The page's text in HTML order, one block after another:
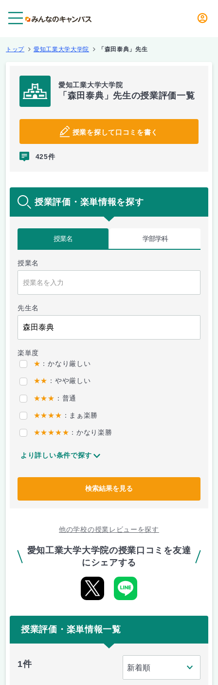
トップ 愛知工業大学大学院 「森田泰典」先生
愛知工業大学大学院
「森田泰典」先生の授業評価一覧
授業を探して口コミを書く
425件
授業評価・楽単情報を探す
授業名 学部学科
授業名
先生名
楽単度
★ ：かなり厳しい
★★ ：やや厳しい
★★★ ：普通
★★★★ ：まぁ楽勝
★★★★★ ：かなり楽勝
より詳しい条件で探す
検索結果を見る
他の学校の授業レビューを探す
愛知工業大学大学院の授業口コミを友達
にシェアする
授業評価・楽単情報一覧
1件